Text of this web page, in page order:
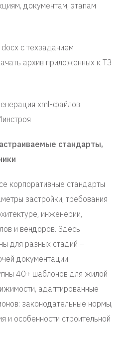
документам, этапам
с техзаданием
архив приложенных к ТЗ
xml-файлов
стандарты,
корпоративные стандарты
застройки, требования
инженерии,
и вендоров. Здесь
для разных стадий –
документации.
40+ шаблонов для жилой
адаптированные
законодательные нормы,
и особенности строительной